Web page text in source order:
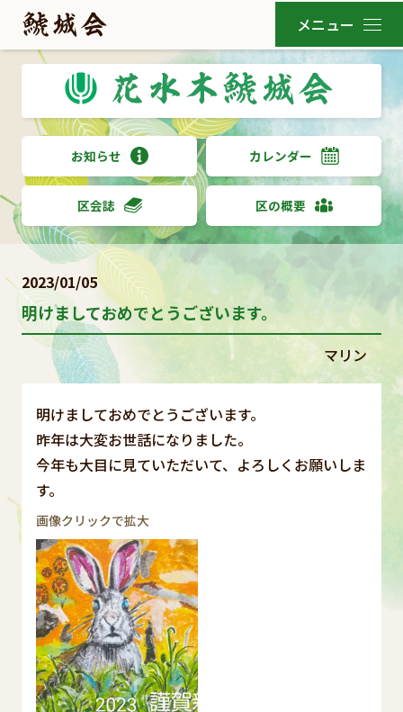
お知らせ カレンダー
区会誌 区の概要
2023/01/05
明けましておめでとうございます。
マリン
明けましておめでとうございます。
昨年は大変お世話になりました。
今年も大目に見ていただいて、よろしくお願いしま
す。
画像クリックで拡大